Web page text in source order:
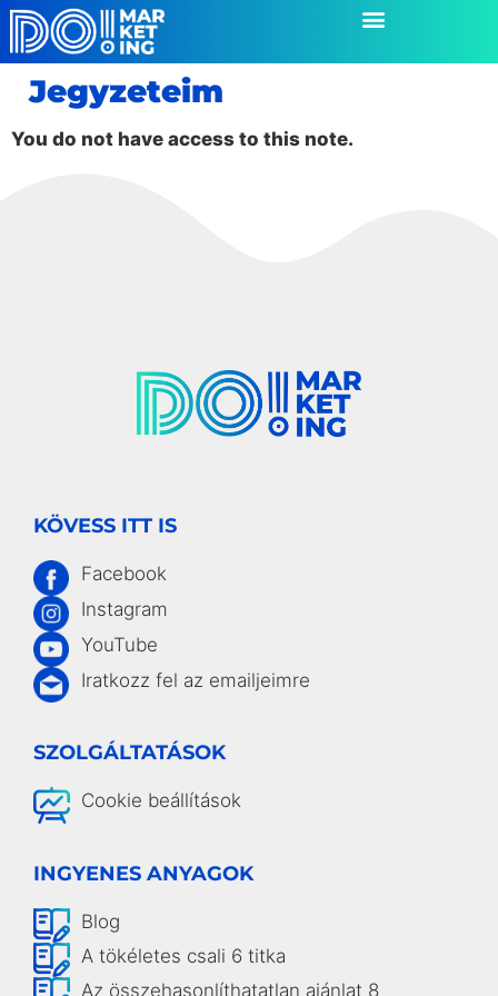
Jegyzeteim
You do not have access to this note.
KÖVESS ITT IS
Facebook
Instagram
YouTube
Iratkozz fel az emailjeimre
SZOLGÁLTATÁSOK
Cookie beállítások
INGYENES ANYAGOK
Blog
A tökéletes csali 6 titka
Az összehasonlíthatatlan ajánlat 8